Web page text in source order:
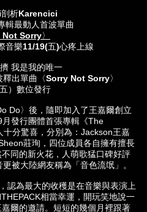
剖析Karencici
輯最動人首波單曲
Not Sorry〉
音樂11/19(五)心疼上線
我是我的唯一
釋出單曲〈Sorry Not Sorry〉
）數位發行
Do〉後，隨即加入了王嘉爾創立
月發行團體首張專輯《The
分驚喜，分別為：Jackson王嘉
莊珣，四位成員各自擁有擅長
同的新火花，人萌歌猛口碑好評
被大陸網友稱為「音色流氓」。
認為最大的收穫是在音樂與表演上
相當幸運，開玩笑地說一
爾的邀請。短短的幾個月裡跟著